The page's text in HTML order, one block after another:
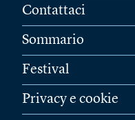
Contattaci
Sommario
Festival
Privacy e cookie